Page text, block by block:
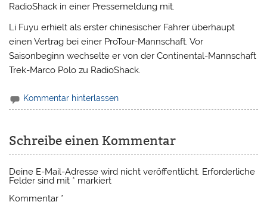
RadioShack in einer Pressemeldung mit.
Li Fuyu erhielt als erster chinesischer Fahrer überhaupt
einen Vertrag bei einer ProTour-Mannschaft. Vor
Saisonbeginn wechselte er von der Continental-Mannschaft
Trek-Marco Polo zu RadioShack.
Kommentar hinterlassen
Schreibe einen Kommentar
Deine E-Mail-Adresse wird nicht veröffentlicht. Erforderliche
Felder sind mit * markiert
Kommentar *